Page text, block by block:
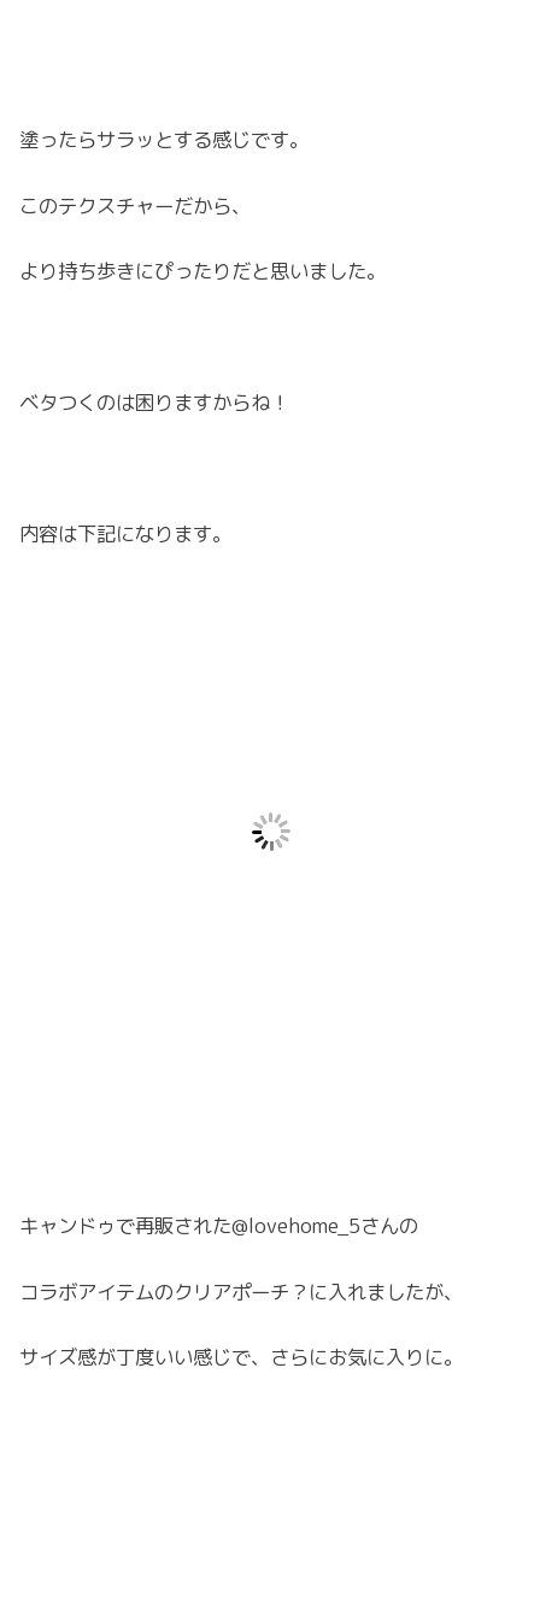
塗ったらサラッとする感じです。
このテクスチャーだから、
より持ち歩きにぴったりだと思いました。
ベタつくのは困りますからね！
内容は下記になります。
キャンドゥで再販された@lovehome_5さんの
コラボアイテムのクリアポーチ？に入れましたが、
サイズ感が丁度いい感じで、さらにお気に入りに。